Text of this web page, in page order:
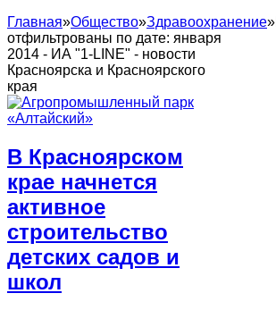
Главная»Общество»Здравоохранение»
отфильтрованы по дате: января
2014 - ИА "1-LINE" - новости
Красноярска и Красноярского
края
В Красноярском
крае начнется
активное
строительство
детских садов и
школ